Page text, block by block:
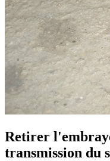
Retirer
transmission du